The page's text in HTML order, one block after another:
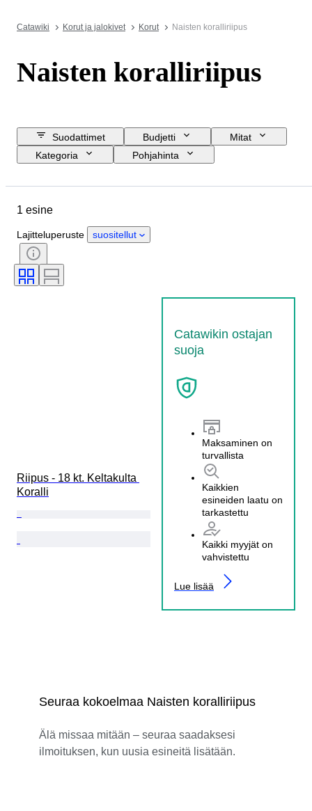
Catawiki Korut ja jalokivet Korut Naisten koralliriipus
Naisten koralliriipus
Suodattimet Budjetti
Mitat
Kategoria
Pohjahinta
Materiaali
Sertifiointi
Aikakausi
1 esine
Lajitteluperuste suositellut
Riipus - 18 kt. Keltakulta
Koralli
Catawikin ostajan
suoja
Maksaminen on
turvallista
Kaikkien
esineiden laatu on
tarkastettu
Kaikki myyjät on
vahvistettu
Lue lisää
Seuraa kokoelmaa Naisten koralliriipus
Älä missaa mitään – seuraa saadaksesi
ilmoituksen, kun uusia esineitä lisätään.